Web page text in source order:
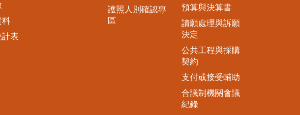
料
表
護照人別確認專
區
預算與決算書
請願處理與訴願
決定
公共工程與採購
契約
支付或接受輔助
合議制機關會議
紀錄